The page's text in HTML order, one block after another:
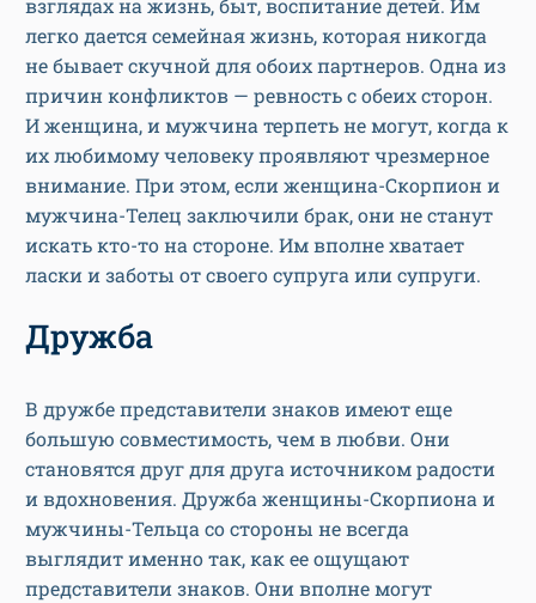
взглядах на жизнь, быт, воспитание детей. Им
легко дается семейная жизнь, которая никогда
не бывает скучной для обоих партнеров. Одна из
причин конфликтов — ревность с обеих сторон.
И женщина, и мужчина терпеть не могут, когда к
их любимому человеку проявляют чрезмерное
внимание. При этом, если женщина-Скорпион и
мужчина-Телец заключили брак, они не станут
искать кто-то на стороне. Им вполне хватает
ласки и заботы от своего супруга или супруги.
Дружба
В дружбе представители знаков имеют еще
большую совместимость, чем в любви. Они
становятся друг для друга источником радости
и вдохновения. Дружба женщины-Скорпиона и
мужчины-Тельца со стороны не всегда
выглядит именно так, как ее ощущают
представители знаков. Они вполне могут